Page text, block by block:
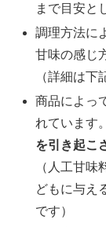
まで目安と
調理方法に
甘味の感じ
（詳細は下
商品によっ
れています
を引き起こ
（人工甘
どもに与え
です）